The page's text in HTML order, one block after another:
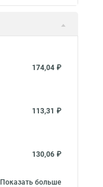
174,04 ₽
113,31 ₽
130,06 ₽
Показать больше